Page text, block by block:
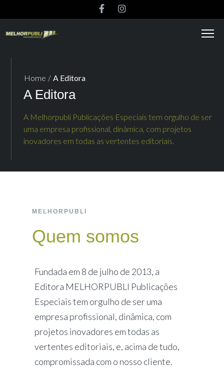
Home / A Editora
A Editora
A Melhorpubli Publicações Especiais tem orgulho de ser
uma empresa profissional, dinâmica, com projetos
inovadores em todas as vertentes editoriais.
MELHORPUBLI
Quem somos
Fundada em 8 de julho de 2013, a
Editora MELHORPUBLI Publicações
Especiais tem orgulho de ser uma
empresa profissional, dinâmica, com
projetos inovadores em todas as
vertentes editoriais, e, acima de tudo,
compromissada com o nosso cliente.